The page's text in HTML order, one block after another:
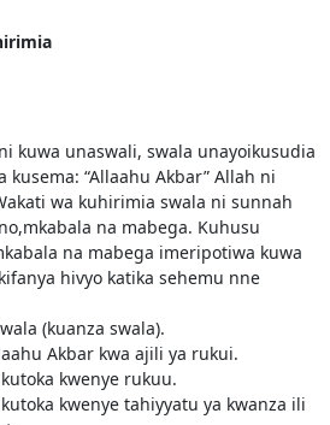
kuwa unaswali, swala unayoikusudia
kusema: “Allaahu Akbar” Allah ni
wa kuhirimia swala ni sunnah
na mabega. Kuhusu
na mabega imeripotiwa kuwa
hivyo katika sehemu nne
(kuanza swala).
Akbar kwa ajili ya rukui.
kwenye rukuu.
kwenye tahiyyatu ya kwanza ili